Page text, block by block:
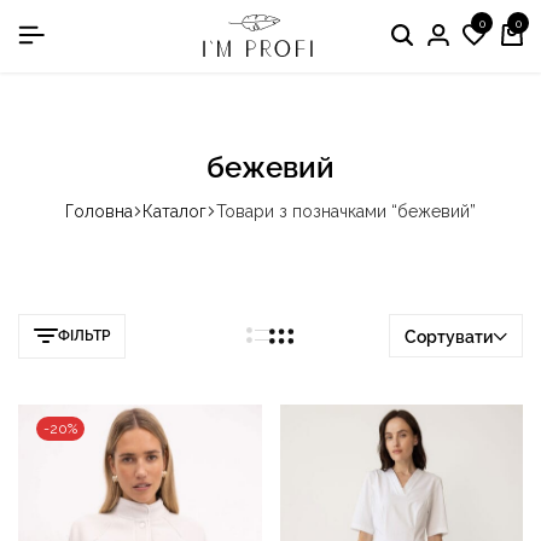
в номінації «Кращій виробник медичного одягу»
Пошук
0 0
бежевий
Головна Каталог Товари з позначками “бежевий”
ФІЛЬТР Сортувати
-20%